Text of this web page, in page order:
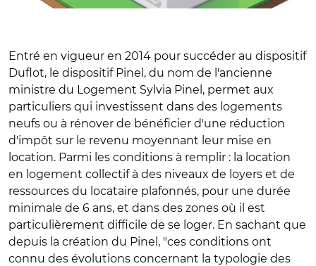
Entré en vigueur en 2014 pour succéder au dispositif
Duflot, le dispositif Pinel, du nom de l'ancienne
ministre du Logement Sylvia Pinel, permet aux
particuliers qui investissent dans des logements
neufs ou à rénover de bénéficier d'une réduction
d'impôt sur le revenu moyennant leur mise en
location. Parmi les conditions à remplir : la location
en logement collectif à des niveaux de loyers et de
ressources du locataire plafonnés, pour une durée
minimale de 6 ans, et dans des zones où il est
particulièrement difficile de se loger. En sachant que
depuis la création du Pinel, "ces conditions ont
connu des évolutions concernant la typologie des